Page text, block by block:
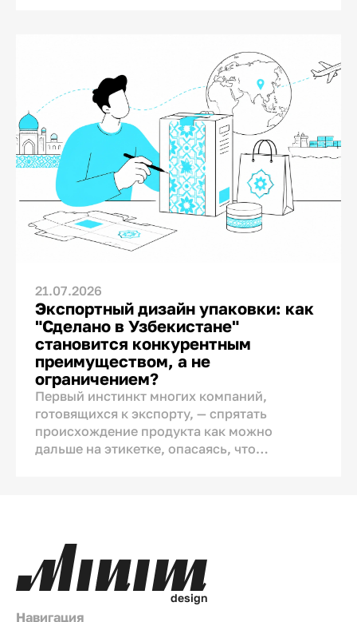
определить показатели, по которым будет
сравниваться ситуация «до» и «после». Без
этого бюджет может быть потрачен
впустую, а объём продаж — снизиться.
бренда с покупателем. И на этот диалог у
бренда есть всего несколько секунд.
21.07.2026
Экспортный дизайн упаковки: как
"Сделано в Узбекистане"
становится конкурентным
преимуществом, а не
ограничением?
Первый инстинкт многих компаний,
готовящихся к экспорту, — спрятать
происхождение продукта как можно
дальше на этикетке, опасаясь, что
маскировать, а один из немногих активов
бренда, которым не может воспользоваться
ни один конкурент из другой страны.
Вопрос не в том, показывать её или нет, а в
design
Навигация